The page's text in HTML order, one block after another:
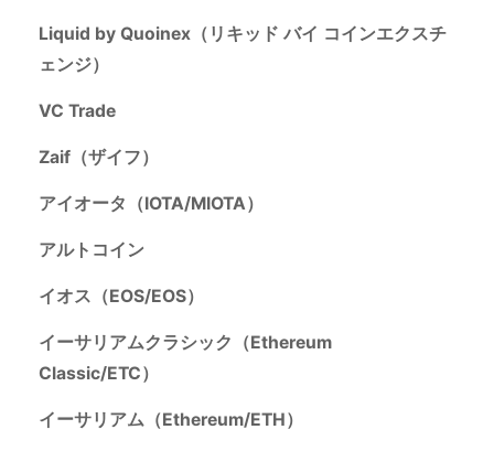
Liquid by Quoinex（リキッド バイ コインエクスチ
ェンジ）
VC Trade
Zaif（ザイフ）
アイオータ（IOTA/MIOTA）
アルトコイン
イオス（EOS/EOS）
イーサリアムクラシック（Ethereum
Classic/ETC）
イーサリアム（Ethereum/ETH）